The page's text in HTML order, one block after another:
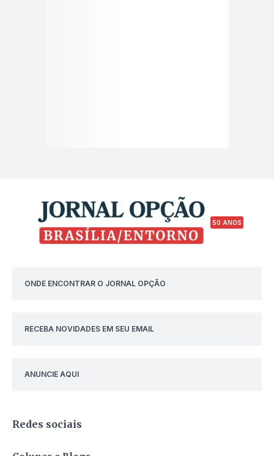
50 ANOS
ONDE ENCONTRAR O JORNAL OPÇÃO
RECEBA NOVIDADES EM SEU EMAIL
ANUNCIE AQUI
Redes sociais